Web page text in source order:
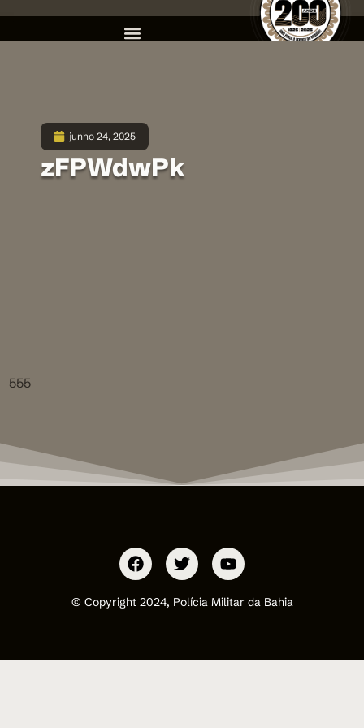
junho 24, 2025
zFPWdwPk
555
© Copyright 2024, Polícia Militar da Bahia